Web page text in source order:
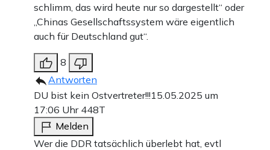
schlimm, das wird heute nur so dargestellt“ oder
„Chinas Gesellschaftssystem wäre eigentlich
auch für Deutschland gut“.
8
Antworten
DU bist kein Ostvertreter!!!15.05.2025 um
17:06 Uhr 448T
Melden
Wer die DDR tatsächlich überlebt hat, evtl